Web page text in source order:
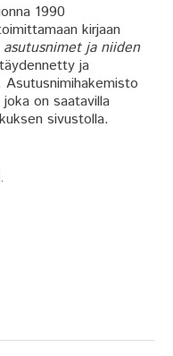
1990
kirjaan
ja niiden
ja
on saatavilla
sivustolla.